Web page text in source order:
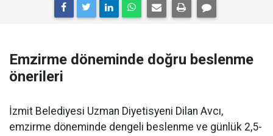
Emzirme döneminde doğru beslenme
önerileri
İzmit Belediyesi Uzman Diyetisyeni Dilan Avcı,
emzirme döneminde dengeli beslenme ve günlük 2,5-